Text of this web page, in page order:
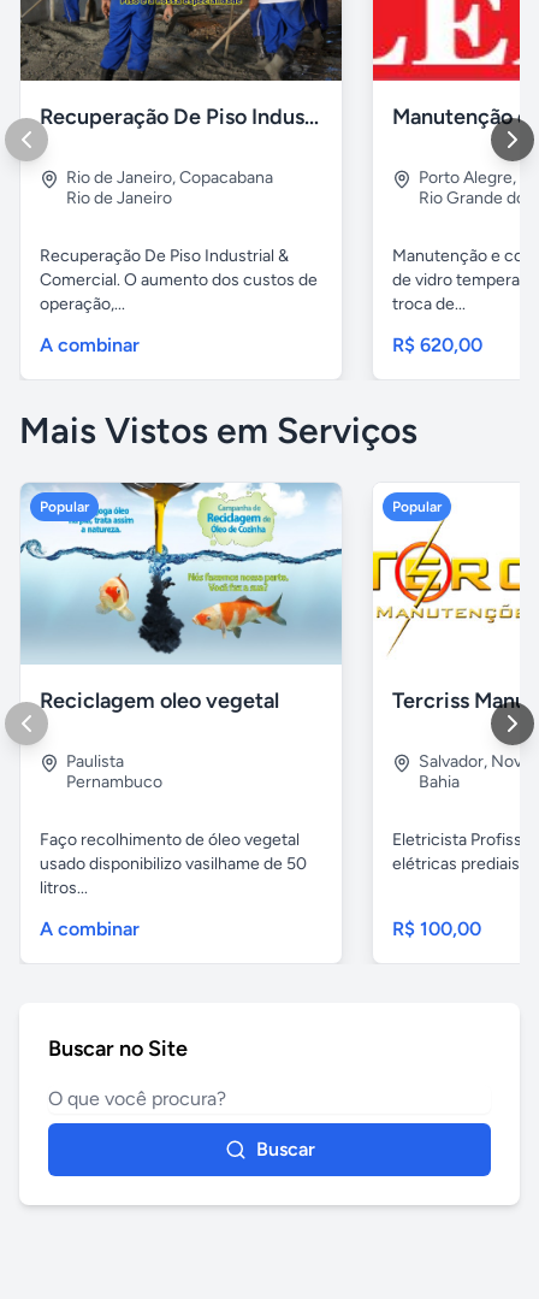
Recuperação De Piso Industrial Garagens Galpões Quadras
Rio de Janeiro,Copacabana
Rio de Janeiro
Recuperação De Piso Industrial &
Comercial. O aumento dos custos de
operação,...
A combinar
Porto Alegre,
Rio Grande do
Manutenção e
de vidro
troca de...
R$ 620,00
Mais Vistos em Serviços
Popular
Reciclagem oleo vegetal
Paulista
Pernambuco
Faço recolhimento de óleo vegetal
usado disponibilizo vasilhame de 50
litros...
A combinar
Popular
Salvador, Nova
Bahia
Eletricista
elétricas prediais e
R$ 100,00
Buscar no Site
Buscar